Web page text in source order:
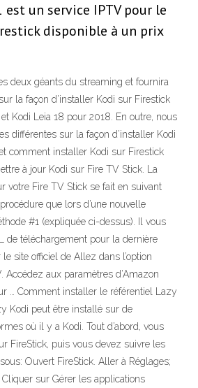
est un service IPTV pour le
disponible à un prix
deux géants du streaming et fournira
la façon d’installer Kodi sur Firestick
Kodi Leia 18 pour 2018. En outre, nous
différentes sur la façon d’installer Kodi
comment installer Kodi sur Firestick
à jour Kodi sur Fire TV Stick. La
votre Fire TV Stick se fait en suivant
que lors d’une nouvelle
#1 (expliquée ci-dessus). Il vous
de téléchargement pour la dernière
site officiel de Allez dans l’option
aux paramètres d’Amazon
… Comment installer le référentiel Lazy
Kodi peut être installé sur de
où il y a Kodi. Tout d’abord, vous
FireStick, puis vous devez suivre les
Ouvert FireStick. Aller à Réglages;
sur Gérer les applications